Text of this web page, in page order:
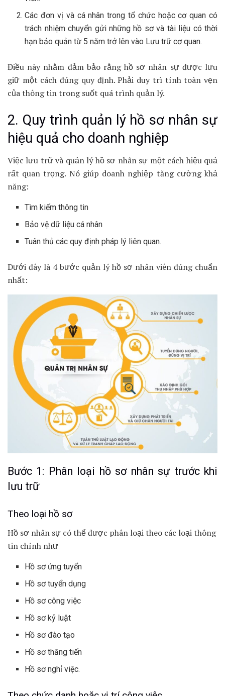
Các đơn vị và cá nhân trong tổ chức hoặc cơ quan có
trách nhiệm chuyển gửi những hồ sơ và tài liệu có thời
hạn bảo quản từ 5 năm trở lên vào Lưu trữ cơ quan.
Điều này nhằm đảm bảo rằng hồ sơ nhân sự được lưu
giữ một cách đúng quy định. Phải duy trì tính toàn vẹn
của thông tin trong suốt quá trình quản lý.
2. Quy trình quản lý hồ sơ nhân sự
hiệu quả cho doanh nghiệp
Việc lưu trữ và quản lý hồ sơ nhân sự một cách hiệu quả
rất quan trọng. Nó giúp doanh nghiệp tăng cường khả
năng:
Tìm kiếm thông tin
Bảo vệ dữ liệu cá nhân
Tuân thủ các quy định pháp lý liên quan.
Dưới đây là 4 bước quản lý hồ sơ nhân viên đúng chuẩn
nhất:
Bước 1: Phân loại hồ sơ nhân sự trước khi
lưu trữ
Theo loại hồ sơ
Hồ sơ nhân sự có thể được phân loại theo các loại thông
tin chính như
Hồ sơ ứng tuyển
Hồ sơ tuyển dụng
Hồ sơ công việc
Hồ sơ kỷ luật
Hồ sơ đào tạo
Hồ sơ thăng tiến
Hồ sơ nghỉ việc.